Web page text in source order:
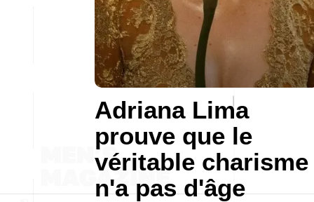
Adriana Lima
prouve que le
véritable charisme
n'a pas d'âge